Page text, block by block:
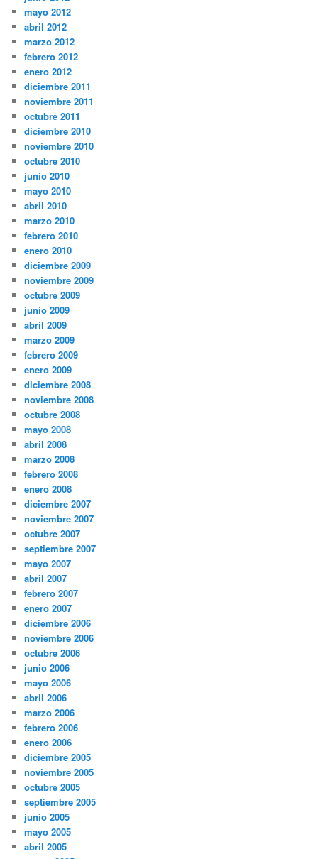
mayo 2012
abril 2012
marzo 2012
febrero 2012
enero 2012
diciembre 2011
noviembre 2011
octubre 2011
diciembre 2010
noviembre 2010
octubre 2010
junio 2010
mayo 2010
abril 2010
marzo 2010
febrero 2010
enero 2010
diciembre 2009
noviembre 2009
octubre 2009
junio 2009
abril 2009
marzo 2009
febrero 2009
enero 2009
diciembre 2008
noviembre 2008
octubre 2008
mayo 2008
abril 2008
marzo 2008
febrero 2008
enero 2008
diciembre 2007
noviembre 2007
octubre 2007
septiembre 2007
mayo 2007
abril 2007
febrero 2007
enero 2007
diciembre 2006
noviembre 2006
octubre 2006
junio 2006
mayo 2006
abril 2006
marzo 2006
febrero 2006
enero 2006
diciembre 2005
noviembre 2005
octubre 2005
septiembre 2005
junio 2005
mayo 2005
abril 2005